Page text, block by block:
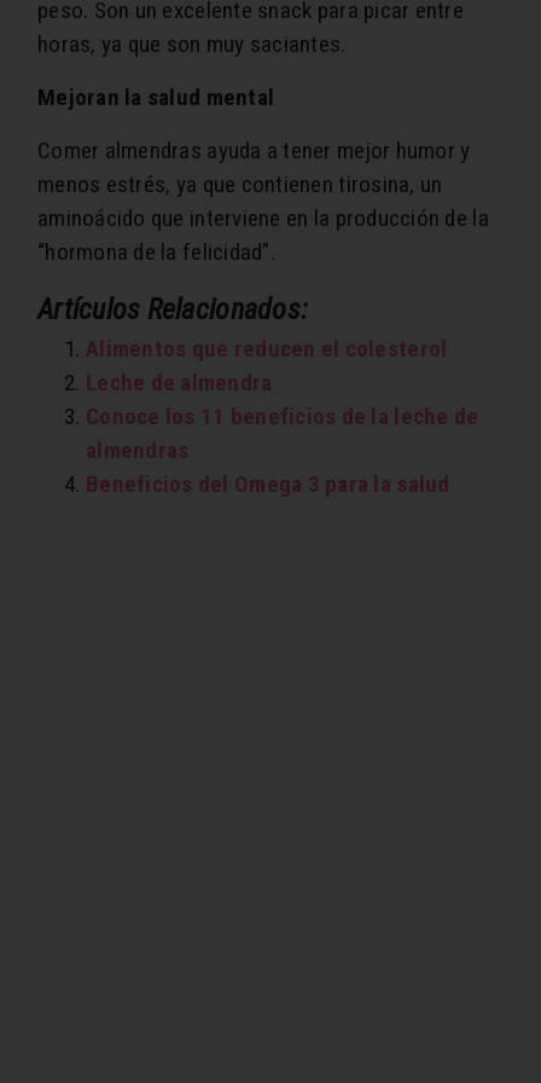
peso. Son un excelente snack para picar entre
horas, ya que son muy saciantes.
Mejoran la salud mental
Comer almendras ayuda a tener mejor humor y
menos estrés, ya que contienen tirosina, un
aminoácido que interviene en la producción de la
“hormona de la felicidad”.
Artículos Relacionados:
Alimentos que reducen el colesterol
Leche de almendra
Conoce los 11 beneficios de la leche de
almendras
Beneficios del Omega 3 para la salud